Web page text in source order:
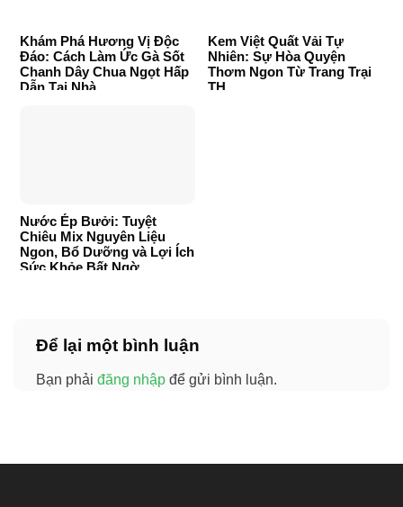
Khám Phá Hương Vị Độc
Đáo: Cách Làm Ức Gà Sốt
Chanh Dây Chua Ngọt Hấp
Dẫn Tại Nhà
Kem Việt Quất Vải Tự
Nhiên: Sự Hòa Quyện
Thơm Ngon Từ Trang Trại
TH
Nước Ép Bưởi: Tuyệt
Chiêu Mix Nguyên Liệu
Ngon, Bổ Dưỡng và Lợi Ích
Sức Khỏe Bất Ngờ
Để lại một bình luận
Bạn phải đăng nhập để gửi bình luận.